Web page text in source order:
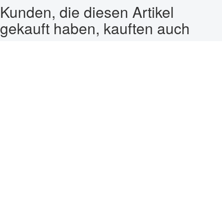
Kunden, die diesen Artikel
gekauft haben, kauften auch